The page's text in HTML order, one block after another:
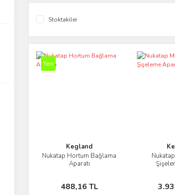
Stoktakiler
Yeni
Kegland
Nukatap Hortum Bağlama
Aparatı
488,16 TL
İncele
Sepete Ekle